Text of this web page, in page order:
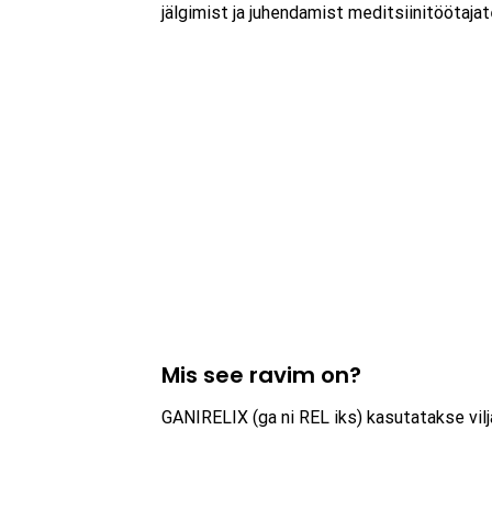
jälgimist ja juhendamist
Mis see ravim on?
GANIRELIX (ga ni REL iks) kasutatakse